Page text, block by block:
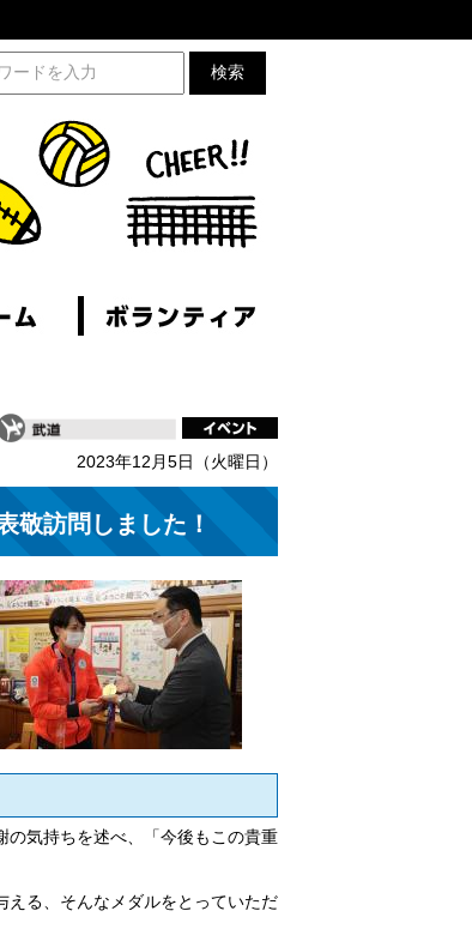
2023年12月5日（火曜日）
敬訪問しました！
の気持ちを述べ、「今後もこの貴重
える、そんなメダルをとっていただ